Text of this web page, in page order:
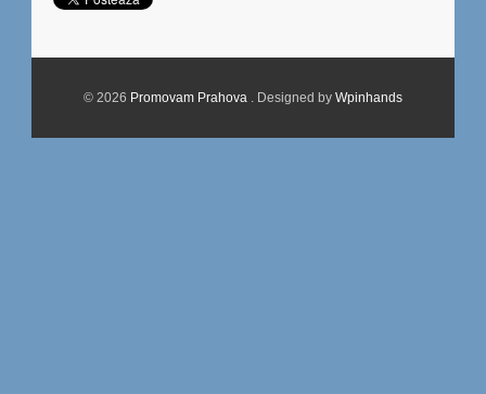
© 2026 Promovam Prahova . Designed by Wpinhands